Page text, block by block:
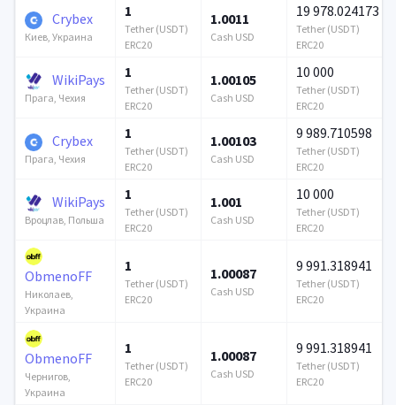
Crybex
Киев, Украина
1
Tether (USDT)
ERC20
1.0011
Cash USD
19 978.024173
Tether (USDT)
ERC20
WikiPays
Прага, Чехия
1
Tether (USDT)
ERC20
1.00105
Cash USD
10 000
Tether (USDT)
ERC20
Crybex
Прага, Чехия
1
Tether (USDT)
ERC20
1.00103
Cash USD
9 989.710598
Tether (USDT)
ERC20
WikiPays
Вроцлав, Польша
1
Tether (USDT)
ERC20
1.001
Cash USD
10 000
Tether (USDT)
ERC20
ObmenoFF
Николаев,
Украина
1
Tether (USDT)
ERC20
1.00087
Cash USD
9 991.318941
Tether (USDT)
ERC20
ObmenoFF
Чернигов,
Украина
1
Tether (USDT)
ERC20
1.00087
Cash USD
9 991.318941
Tether (USDT)
ERC20